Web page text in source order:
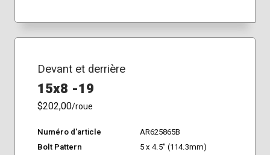
Devant et derrière
15x8 -19
$202,00/roue
Numéro d'article
AR625865B
Bolt Pattern
5 x 4.5" (114.3mm)